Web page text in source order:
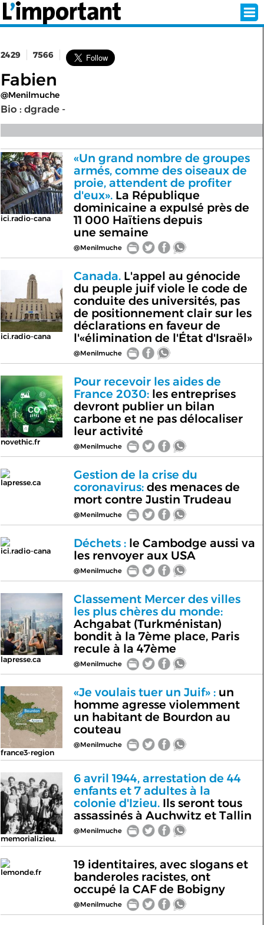
SÉLECTION DE L'ÉTÉ
SUR L'ÉCRAN D'ACCUEIL
ABONNEZ-VOUS À LA NEWSLETTER!
SUIVEZ NOUS:
< RETOUR À L'ACCUEIL
2429 7566
Fabien
@Menilmuche
Bio : dgrade -
ici.radio-cana
«Un grand nombre de groupes
armés, comme des oiseaux de
proie, attendent de profiter
d'eux».La République
dominicaine a expulsé près de
11 000 Haïtiens depuis
une semaine
@Menilmuche
ici.radio-cana
Canada.L'appel au génocide
du peuple juif viole le code de
conduite des universités, pas
de positionnement clair sur les
déclarations en faveur de
l'«élimination de l'État d'Israël»
@Menilmuche
novethic.fr
Pour recevoir les aides de
France 2030:les entreprises
devront publier un bilan
carbone et ne pas délocaliser
leur activité
@Menilmuche
lapresse.ca
Gestion de la crise du
coronavirus:des menaces de
mort contre Justin Trudeau
@Menilmuche
ici.radio-cana
Déchets :le Cambodge aussi va
les renvoyer aux USA
@Menilmuche
lapresse.ca
Classement Mercer des villes
les plus chères du monde:
Achgabat (Turkménistan)
bondit à la 7ème place, Paris
recule à la 47ème
@Menilmuche
france3-region
«Je voulais tuer un Juif» :un
homme agresse violemment
un habitant de Bourdon au
couteau
@Menilmuche
memorializieu.
6 avril 1944, arrestation de 44
enfants et 7 adultes à la
colonie d'Izieu.Ils seront tous
assassinés à Auchwitz et Tallin
@Menilmuche
lemonde.fr
19 identitaires, avec slogans et
banderoles racistes, ont
occupé la CAF de Bobigny
@Menilmuche